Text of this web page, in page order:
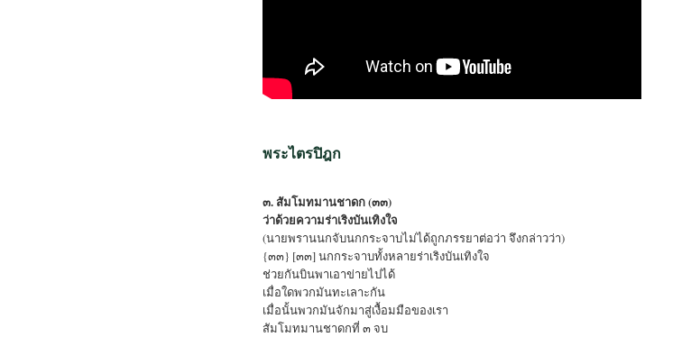
พระไตรปิฎก
๓. สัมโมทมานชาดก (๓๓)
ว่าด้วยความร่าเริงบันเทิงใจ
(นายพรานนกจับนกกระจาบไม่ได้ถูกภรรยาต่อว่า จึงกล่าวว่า)
{๓๓} [๓๓] นกกระจาบทั้งหลายร่าเริงบันเทิงใจ
ช่วยกันบินพาเอาข่ายไปได้
เมื่อใดพวกมันทะเลาะกัน
เมื่อนั้นพวกมันจักมาสู่เงื้อมมือของเรา
สัมโมทมานชาดกที่ ๓ จบ